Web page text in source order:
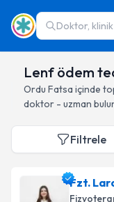
Doktor,
Lenf ödem
Ordu Fatsa içinde
doktor - uzman
Filtrele
Fzt.